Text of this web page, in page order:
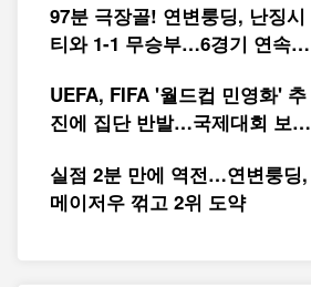
97분 극장골! 연변룽딩, 난징시
티와 1-1 무승부…6경기 연속
UEFA, FIFA '월드컵 민영화' 추
진에 집단 반발…국제대회 보이
실점 2분 만에 역전…연변룽딩,
메이저우 꺾고 2위 도약